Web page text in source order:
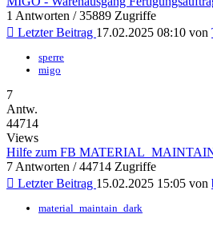
1 Antworten / 35889 Zugriffe
Letzter Beitrag 17.02.2025 08:10 von
sperre
migo
7
Antw.
44714
Views
Hilfe zum FB
7 Antworten / 44714 Zugriffe
Letzter Beitrag 15.02.2025 15:05 von
material_maintain_dark